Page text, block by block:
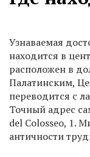
Узнаваемая
находится в
расположен в
Палатинским,
переводится с
Точный адрес
del Colosseo, 1.
античности